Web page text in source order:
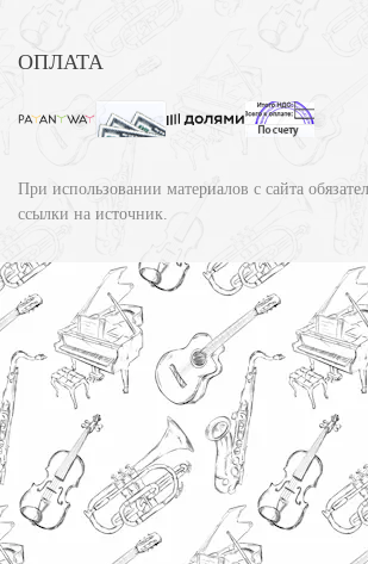
ОПЛАТА
При использовании материалов с сайта
ссылки на источник.